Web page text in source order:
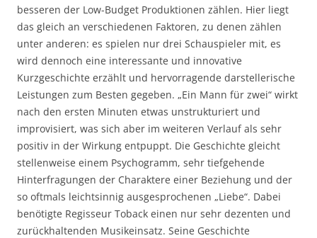
besseren der Low-Budget Produktionen zählen. Hier liegt
das gleich an verschiedenen Faktoren, zu denen zählen
unter anderen: es spielen nur drei Schauspieler mit, es
wird dennoch eine interessante und innovative
Kurzgeschichte erzählt und hervorragende darstellerische
Leistungen zum Besten gegeben. „Ein Mann für zwei“ wirkt
nach den ersten Minuten etwas unstrukturiert und
improvisiert, was sich aber im weiteren Verlauf als sehr
positiv in der Wirkung entpuppt. Die Geschichte gleicht
stellenweise einem Psychogramm, sehr tiefgehende
Hinterfragungen der Charaktere einer Beziehung und der
so oftmals leichtsinnig ausgesprochenen „Liebe“. Dabei
benötigte Regisseur Toback einen nur sehr dezenten und
zurückhaltenden Musikeinsatz. Seine Geschichte